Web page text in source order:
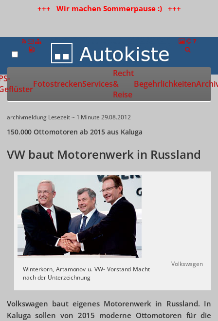
+++ Wir machen Sommerpause :) +++
Zur Startseite
FotostreckenServices
Recht
&
Reise
Begehrlichkeiten
archivmeldung Lesezeit ~ 1 Minute 29.08.2012
150.000 Ottomotoren ab 2015 aus Kaluga
VW baut Motorenwerk in Russland
Volkswagen
Winterkorn, Artamonov u. VW- Vorstand Macht
nach der Unterzeichnung
Volkswagen baut eigenes Motorenwerk in Russland. In
Kaluga sollen von 2015 moderne Ottomotoren für die